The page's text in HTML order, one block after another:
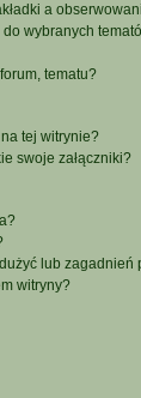
a
wybranych
tematu?
tej witrynie?
swoje załączniki?
lub
witryny?